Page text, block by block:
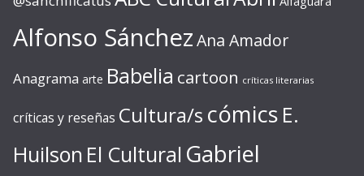
Alfonso SánchezAna Amador
Anagrama arte Babelia cartoon críticas literarias
críticas y reseñas Cultura/s cómics E.
Huilson El Cultural Gabriel